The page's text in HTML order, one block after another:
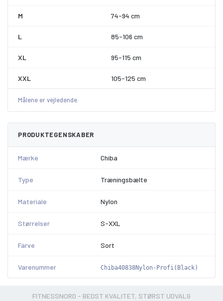
M 74-94 cm
L 85-106 cm
XL 95-115 cm
XXL 105-125 cm
Målene er vejledende.
PRODUKTEGENSKABER
Mærke Chiba
Type Træningsbælte
Materiale Nylon
Størrelser S-XXL
Farve Sort
Varenummer Chiba40838Nylon-Profi(Black)
FITNESSNORD - BEDST KVALITET, STØRST UDVALG